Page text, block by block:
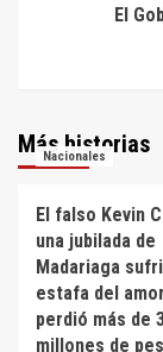
El
Más historias
Nacionales
El falso Kevin
una jubilada de
Madariaga
estafa del
perdió más de
millones de